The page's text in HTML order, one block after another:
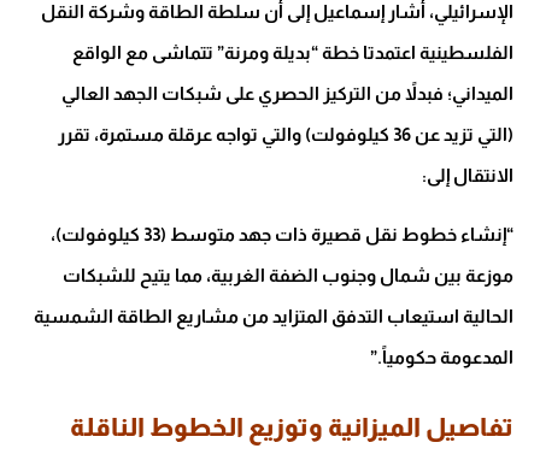
الإسرائيلي، أشار إسماعيل إلى أن سلطة الطاقة وشركة النقل
الفلسطينية اعتمدتا خطة “بديلة ومرنة” تتماشى مع الواقع
الميداني؛ فبدلاً من التركيز الحصري على شبكات الجهد العالي
(التي تزيد عن 36 كيلوفولت) والتي تواجه عرقلة مستمرة، تقرر
الانتقال إلى:
“إنشاء خطوط نقل قصيرة ذات جهد متوسط (33 كيلوفولت)،
موزعة بين شمال وجنوب الضفة الغربية، مما يتيح للشبكات
الحالية استيعاب التدفق المتزايد من مشاريع الطاقة الشمسية
المدعومة حكومياً.”
تفاصيل الميزانية وتوزيع الخطوط الناقلة